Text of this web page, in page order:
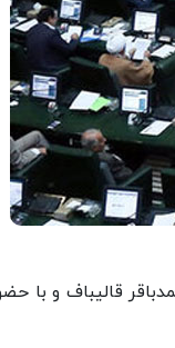
قالیباف و با حضور